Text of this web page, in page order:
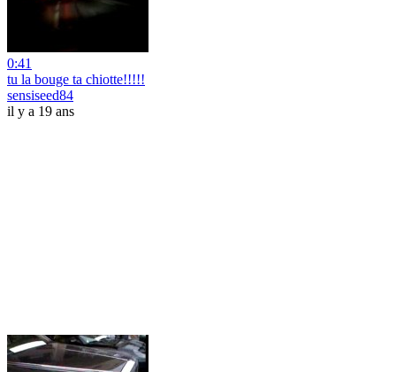
0:41
tu la bouge ta chiotte!!!!!
sensiseed84
il y a 19 ans